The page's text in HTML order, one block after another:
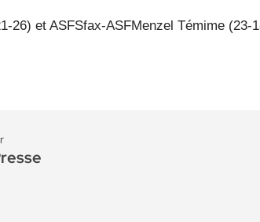
26) et ASFSfax-ASFMenzel Témime (23-